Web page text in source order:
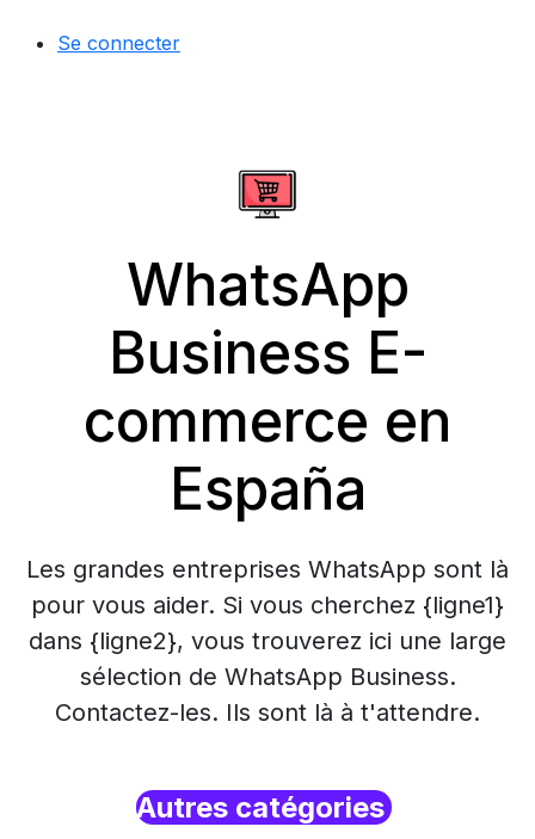
Se connecter
WhatsApp
Business E-
commerce en
España
Les grandes entreprises WhatsApp sont là
pour vous aider. Si vous cherchez {ligne1}
dans {ligne2}, vous trouverez ici une large
sélection de WhatsApp Business.
Contactez-les. Ils sont là à t'attendre.
Autres catégories